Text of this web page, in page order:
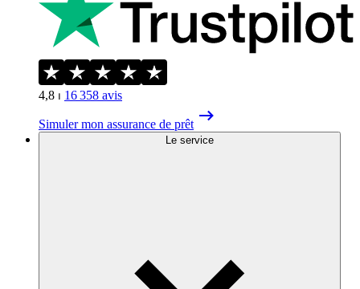
4,8 ⏐ 16 358 avis
Simuler mon assurance de prêt
Le service